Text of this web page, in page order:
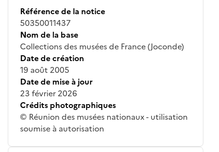
Référence de la notice
50350011437
Nom de la base
Collections des musées de France (Joconde)
Date de création
19 août 2005
Date de mise à jour
23 février 2026
Crédits photographiques
© Réunion des musées nationaux - utilisation
soumise à autorisation